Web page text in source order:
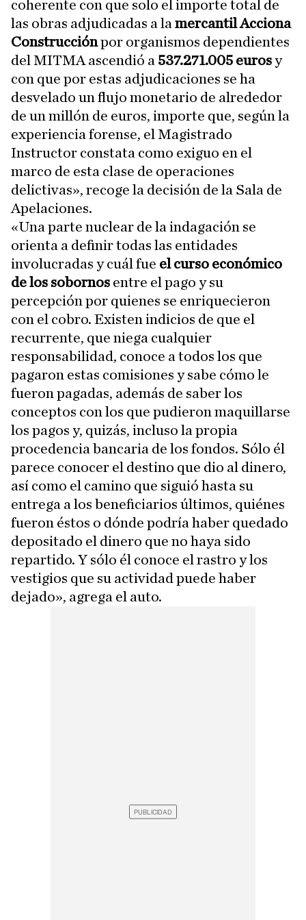
coherente con que solo el importe total de
las obras adjudicadas a la mercantil Acciona
Construcciónpor organismos dependientes
del MITMA ascendió a 537.271.005 eurosy
con que por estas adjudicaciones se ha
desvelado un flujo monetario de alrededor
de un millón de euros, importe que, según la
experiencia forense, el Magistrado
Instructor constata como exiguo en el
marco de esta clase de operaciones
delictivas», recoge la decisión de la Sala de
Apelaciones.
«Una parte nuclear de la indagación se
orienta a definir todas las entidades
involucradas y cuál fue el curso económico
de los sobornos entre el pago y su
percepción por quienes se enriquecieron
con el cobro. Existen indicios de que el
recurrente, que niega cualquier
responsabilidad, conoce a todos los que
pagaron estas comisiones y sabe cómo le
fueron pagadas, además de saber los
conceptos con los que pudieron maquillarse
los pagos y, quizás, incluso la propia
procedencia bancaria de los fondos. Sólo él
parece conocer el destino que dio al dinero,
así como el camino que siguió hasta su
entrega a los beneficiarios últimos, quiénes
fueron éstos o dónde podría haber quedado
depositado el dinero que no haya sido
repartido. Y sólo él conoce el rastro y los
vestigios que su actividad puede haber
dejado», agrega el auto.